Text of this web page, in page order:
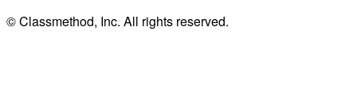
© Classmethod, Inc. All rights reserved.